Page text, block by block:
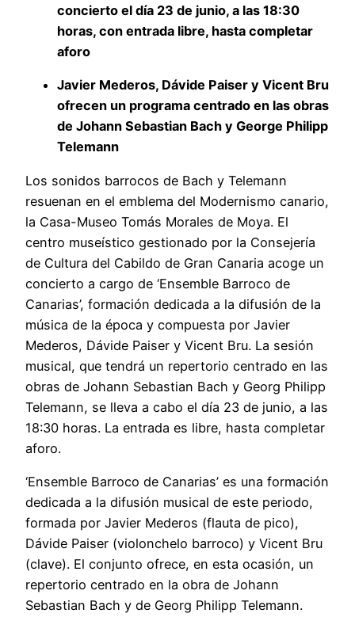
concierto el día 23 de junio, a las 18:30
horas, con entrada libre, hasta completar
aforo
Javier Mederos, Dávide Paiser y Vicent Bru
ofrecen un programa centrado en las obras
de Johann Sebastian Bach y George Philipp
Telemann
Los sonidos barrocos de Bach y Telemann
resuenan en el emblema del Modernismo canario,
la Casa-Museo Tomás Morales de Moya. El
centro museístico gestionado por la Consejería
de Cultura del Cabildo de Gran Canaria acoge un
concierto a cargo de ‘Ensemble Barroco de
Canarias’, formación dedicada a la difusión de la
música de la época y compuesta por Javier
Mederos, Dávide Paiser y Vicent Bru. La sesión
musical, que tendrá un repertorio centrado en las
obras de Johann Sebastian Bach y Georg Philipp
Telemann, se lleva a cabo el día 23 de junio, a las
18:30 horas. La entrada es libre, hasta completar
aforo.
‘Ensemble Barroco de Canarias’ es una formación
dedicada a la difusión musical de este periodo,
formada por Javier Mederos (flauta de pico),
Dávide Paiser (violonchelo barroco) y Vicent Bru
(clave). El conjunto ofrece, en esta ocasión, un
repertorio centrado en la obra de Johann
Sebastian Bach y de Georg Philipp Telemann.